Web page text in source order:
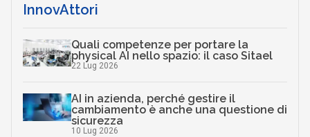
InnovAttori
Quali competenze per portare la
physical AI nello spazio: il caso Sitael
22 Lug 2026
AI in azienda, perché gestire il
cambiamento è anche una questione di
sicurezza
10 Lug 2026